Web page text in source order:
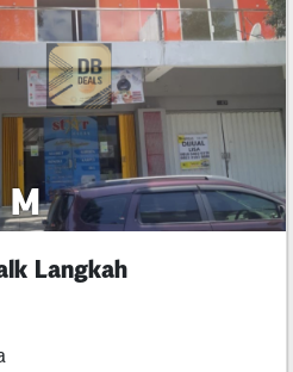
M
Langkah